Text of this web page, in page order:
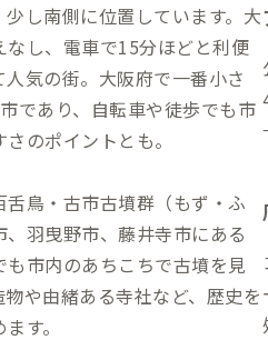
し南側に位置しています。大
し、電車で15分ほどと利便
気の街。大阪府で一番小さ
であり、自転車や徒歩でも市
のポイントとも。
鳥・古市古墳群（もず・ふ
羽曳野市、藤井寺市にある
市内のあちこちで古墳を見
や由緒ある寺社など、歴史を
す。